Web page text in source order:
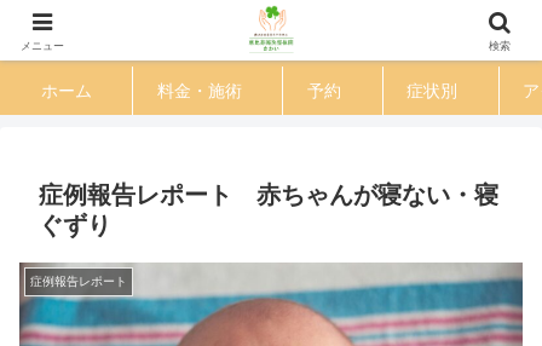
渋谷区 恵比寿駅徒歩３分の鍼灸整体院
ホーム 料金・施術 予約 症状別
症例報告レポート 赤ちゃんが寝ない・寝
ぐずり
症例報告レポート
メニュー 検索